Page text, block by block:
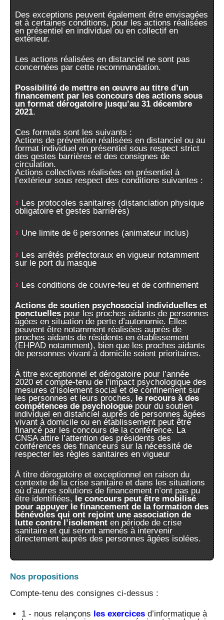
Des exceptions peuvent également être envisagées
et à certaines conditions, pour les actions réalisées
en présentiel en individuel ou en collectif en
extérieur.
Les actions réalisées en distanciel ne sont pas
concernées par cette recommandation.
Possibilité de mettre en œuvre au titre d’un
financement par les concours des actions sous
un format dérogatoire jusqu’au 31 décembre
2021.
Ces formats sont les suivants :
Actions de prévention réalisées en distanciel ou au
format individuel en présentiel sous respect strict
des gestes barrières et des consignes de
circulation.
Actions collectives réalisées en présentiel à
l’extérieur sous respect des conditions suivantes :
Les protocoles sanitaires (distanciation physique
obligatoire et gestes barrières)
Une limite de 6 personnes (animateur inclus)
Les arrêtés préfectoraux en vigueur notamment
sur le port du masque
Les conditions de couvre-feu et de confinement
Actions de soutien psychosocial individuelles et
ponctuelles pour les proches aidants de personnes
âgées en situation de perte d’autonomie. Elles
peuvent être notamment réalisées auprès de
proches aidants de résidents en établissement
(EHPAD notamment), bien que les proches aidants
de personnes vivant à domicile soient prioritaires.
À titre exceptionnel et dérogatoire pour l’année
2020 et compte-tenu de l’impact psychologique des
mesures d’isolement social et de confinement sur
les personnes et leurs proches, le recours à des
compétences de psychologue pour du soutien
individuel en distanciel auprès de personnes âgées
vivant à domicile ou en établissement peut être
financé par les concours de la conférence. La
CNSA attire l’attention des présidents des
conférences des financeurs sur la nécessité de
respecter les règles sanitaires en vigueur
À titre dérogatoire et exceptionnel en raison du
contexte de la crise sanitaire et dans les situations
où d’autres solutions de financement n’ont pas pu
être identifiées, le concours peut être mobilisé
pour appuyer le financement de la formation des
bénévoles qui ont rejoint une association de
lutte contre l’isolement en période de crise
sanitaire et qui seront amenés à intervenir
directement auprès des personnes âgées isolées.
Nos propositions
Compte-tenu des consignes ci-dessus :
1 - nous relançons les exercicesd’informatique à